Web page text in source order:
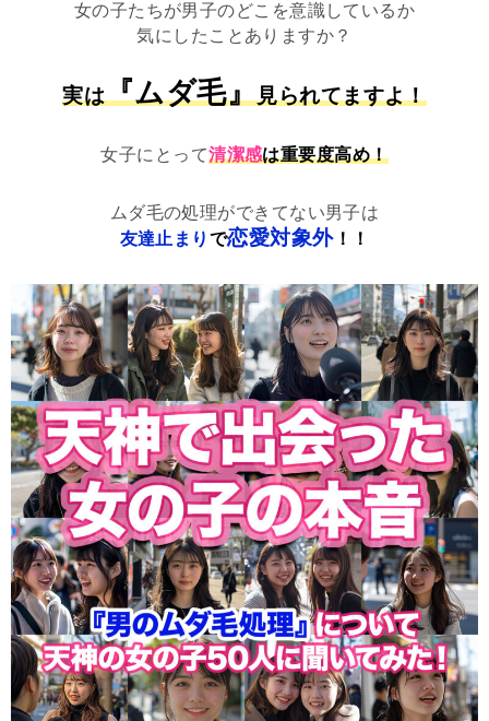
女の子たちが男子のどこを意識しているか
気にしたことありますか？
実は『ムダ毛』見られてますよ！
女子にとって清潔感は重要度高め！
ムダ毛の処理ができてない男子は
友達止まり で恋愛対象外！！